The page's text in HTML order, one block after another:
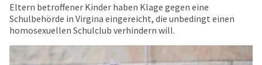
Eltern betroffener Kinder haben Klage gegen eine
Schulbehörde in Virgina eingereicht, die unbedingt einen
homosexuellen Schulclub verhindern will.